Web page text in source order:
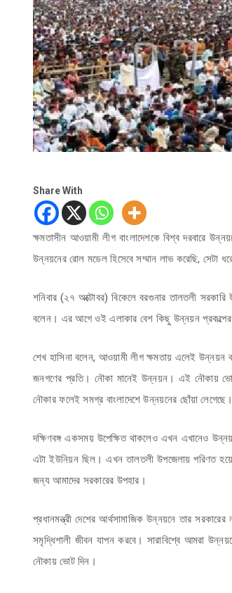
Share With
ক্ষমতাসীন আওয়ামী লীগ বাংলাদেশকে বিশ্ব দরবারে
উন্নয়নের রোল মডেল হিসেবে সম্মান লাভ করেছি, সেটা
শনিবার (২৭ অক্টোবর) বিকেলে বরগুনার তালতলী
বলেন। এর আগে ওই এলাকার বেশ কিছু উন্নয়ন প্রকল্পের
শেখ হাসিনা বলেন, আওয়ামী লীগ ক্ষমতায় এলেই
জনগণের প্রতি। নৌকা মানেই উন্নয়ন। এই নৌকায়
নৌকার ফলেই সমগ্র বাংলাদেশে উন্নয়নের ছোঁয়া লেগেছে।
দক্ষিণবঙ্গ একসময় উপেক্ষিত থাকলেও এখন এখানেও
এটা ইউনিয়ন ছিল। এখন তালতলী উপজেলায় পরিণত
জন্য আমাদের সরকারের উপহার।
প্রধানমন্ত্রী দেশের আর্থসামাজিক উন্নয়নে তার
সমৃদ্ধিশালী জীবন যাপন করবে। সারাবিশ্বে আমরা
নৌকায় ভোট দিন।